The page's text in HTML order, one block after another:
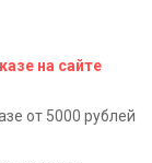
на сайте
от 5000 рублей